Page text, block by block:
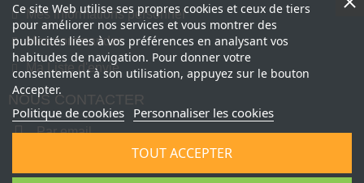
Mes informations personnel
Mes commandes
Ma Liste d'envie
NOUS CONTACTER
Par email
Ce site Web utilise ses propres cookies et ceux de tiers
pour améliorer nos services et vous montrer des
publicités liées à vos préférences en analysant vos
habitudes de navigation. Pour donner votre
consentement à son utilisation, appuyez sur le bouton
Accepter.
Politique de cookies Personnaliser les cookies
TOUT ACCEPTER